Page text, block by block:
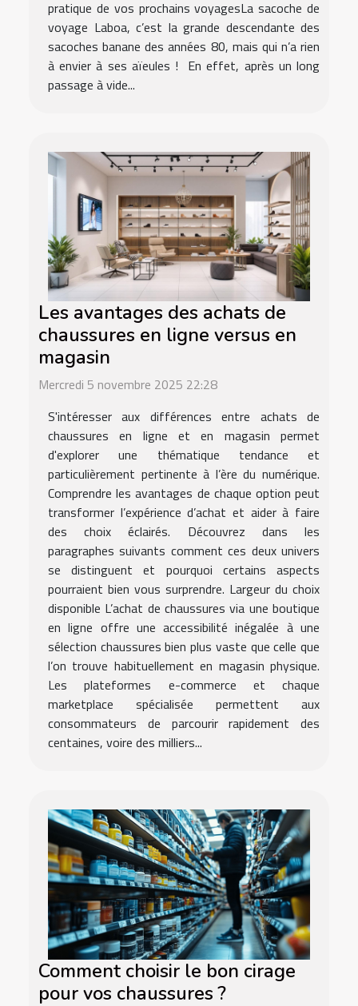
pratique de vos prochains voyagesLa sacoche de
voyage Laboa, c’est la grande descendante des
sacoches banane des années 80, mais qui n’a rien
à envier à ses aïeules ! En effet, après un long
passage à vide...
Les avantages des achats de
chaussures en ligne versus en
magasin
Mercredi 5 novembre 2025 22:28
S'intéresser aux différences entre achats de
chaussures en ligne et en magasin permet
d'explorer une thématique tendance et
particulièrement pertinente à l’ère du numérique.
Comprendre les avantages de chaque option peut
transformer l’expérience d’achat et aider à faire
des choix éclairés. Découvrez dans les
paragraphes suivants comment ces deux univers
se distinguent et pourquoi certains aspects
pourraient bien vous surprendre. Largeur du choix
disponible L’achat de chaussures via une boutique
en ligne offre une accessibilité inégalée à une
sélection chaussures bien plus vaste que celle que
l’on trouve habituellement en magasin physique.
Les plateformes e-commerce et chaque
marketplace spécialisée permettent aux
consommateurs de parcourir rapidement des
centaines, voire des milliers...
Comment choisir le bon cirage
pour vos chaussures ?